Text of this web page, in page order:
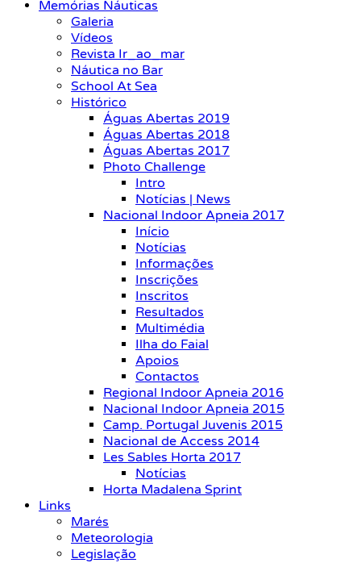
Memórias Náuticas
Galeria
Vídeos
Revista Ir_ao_mar
Náutica no Bar
School At Sea
Histórico
Águas Abertas 2019
Águas Abertas 2018
Águas Abertas 2017
Photo Challenge
Intro
Notícias | News
Nacional Indoor Apneia 2017
Início
Notícias
Informações
Inscrições
Inscritos
Resultados
Multimédia
Ilha do Faial
Apoios
Contactos
Regional Indoor Apneia 2016
Nacional Indoor Apneia 2015
Camp. Portugal Juvenis 2015
Nacional de Access 2014
Les Sables Horta 2017
Notícias
Horta Madalena Sprint
Links
Marés
Meteorologia
Legislação